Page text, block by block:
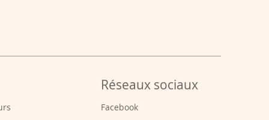
Réseaux sociaux
Facebook